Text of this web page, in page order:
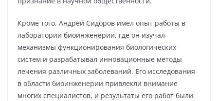
Кроме того, Андрей Сидоров имел опыт работы в
лаборатории биоинженерии, где он изучал
механизмы функционирования биологических
систем и разрабатывал инновационные методы
лечения различных заболеваний. Его исследования
в области биоинженерии привлекли внимание
многих специалистов, и результаты его работ были